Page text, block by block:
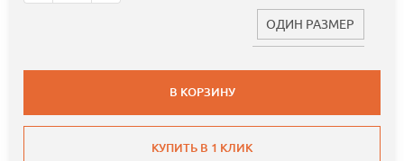
ОДИН РАЗМЕР
В КОРЗИНУ
КУПИТЬ В 1 КЛИК